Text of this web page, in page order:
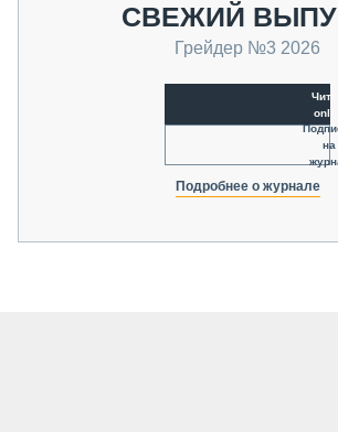
СВЕЖИЙ
Грейдер №3 2026
на
Подробнее о журнале